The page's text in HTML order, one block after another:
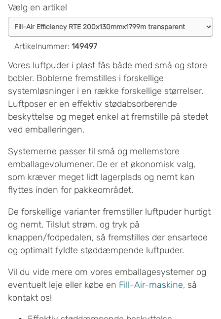
Vælg en artikel
Artikelnummer: 149497
Vores luftpuder i plast fås både med små og store
bobler. Boblerne fremstilles i forskellige
systemløsninger i en række forskellige størrelser.
Luftposer er en effektiv stødabsorberende
beskyttelse og meget enkel at fremstille på stedet
ved emballeringen.
Systemerne passer til små og mellemstore
emballagevolumener. De er et økonomisk valg,
som kræver meget lidt lagerplads og nemt kan
flyttes inden for pakkeområdet.
De forskellige varianter fremstiller luftpuder hurtigt
og nemt. Tilslut strøm, og tryk på
knappen/fodpedalen, så fremstilles der ensartede
og optimalt fyldte støddæmpende luftpuder.
Vil du vide mere om vores emballagesystemer og
eventuelt leje eller købe en Fill-Air-maskine, så
kontakt os!